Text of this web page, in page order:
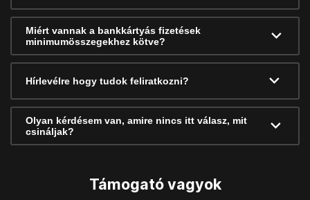
Miért vannak a bankkártyás fizetések
minimumösszegekhez kötve?
Hírlevélre hogy tudok feliratkozni?
Olyan kérdésem van, amire nincs itt válasz, mit
csináljak?
Támogató vagyok